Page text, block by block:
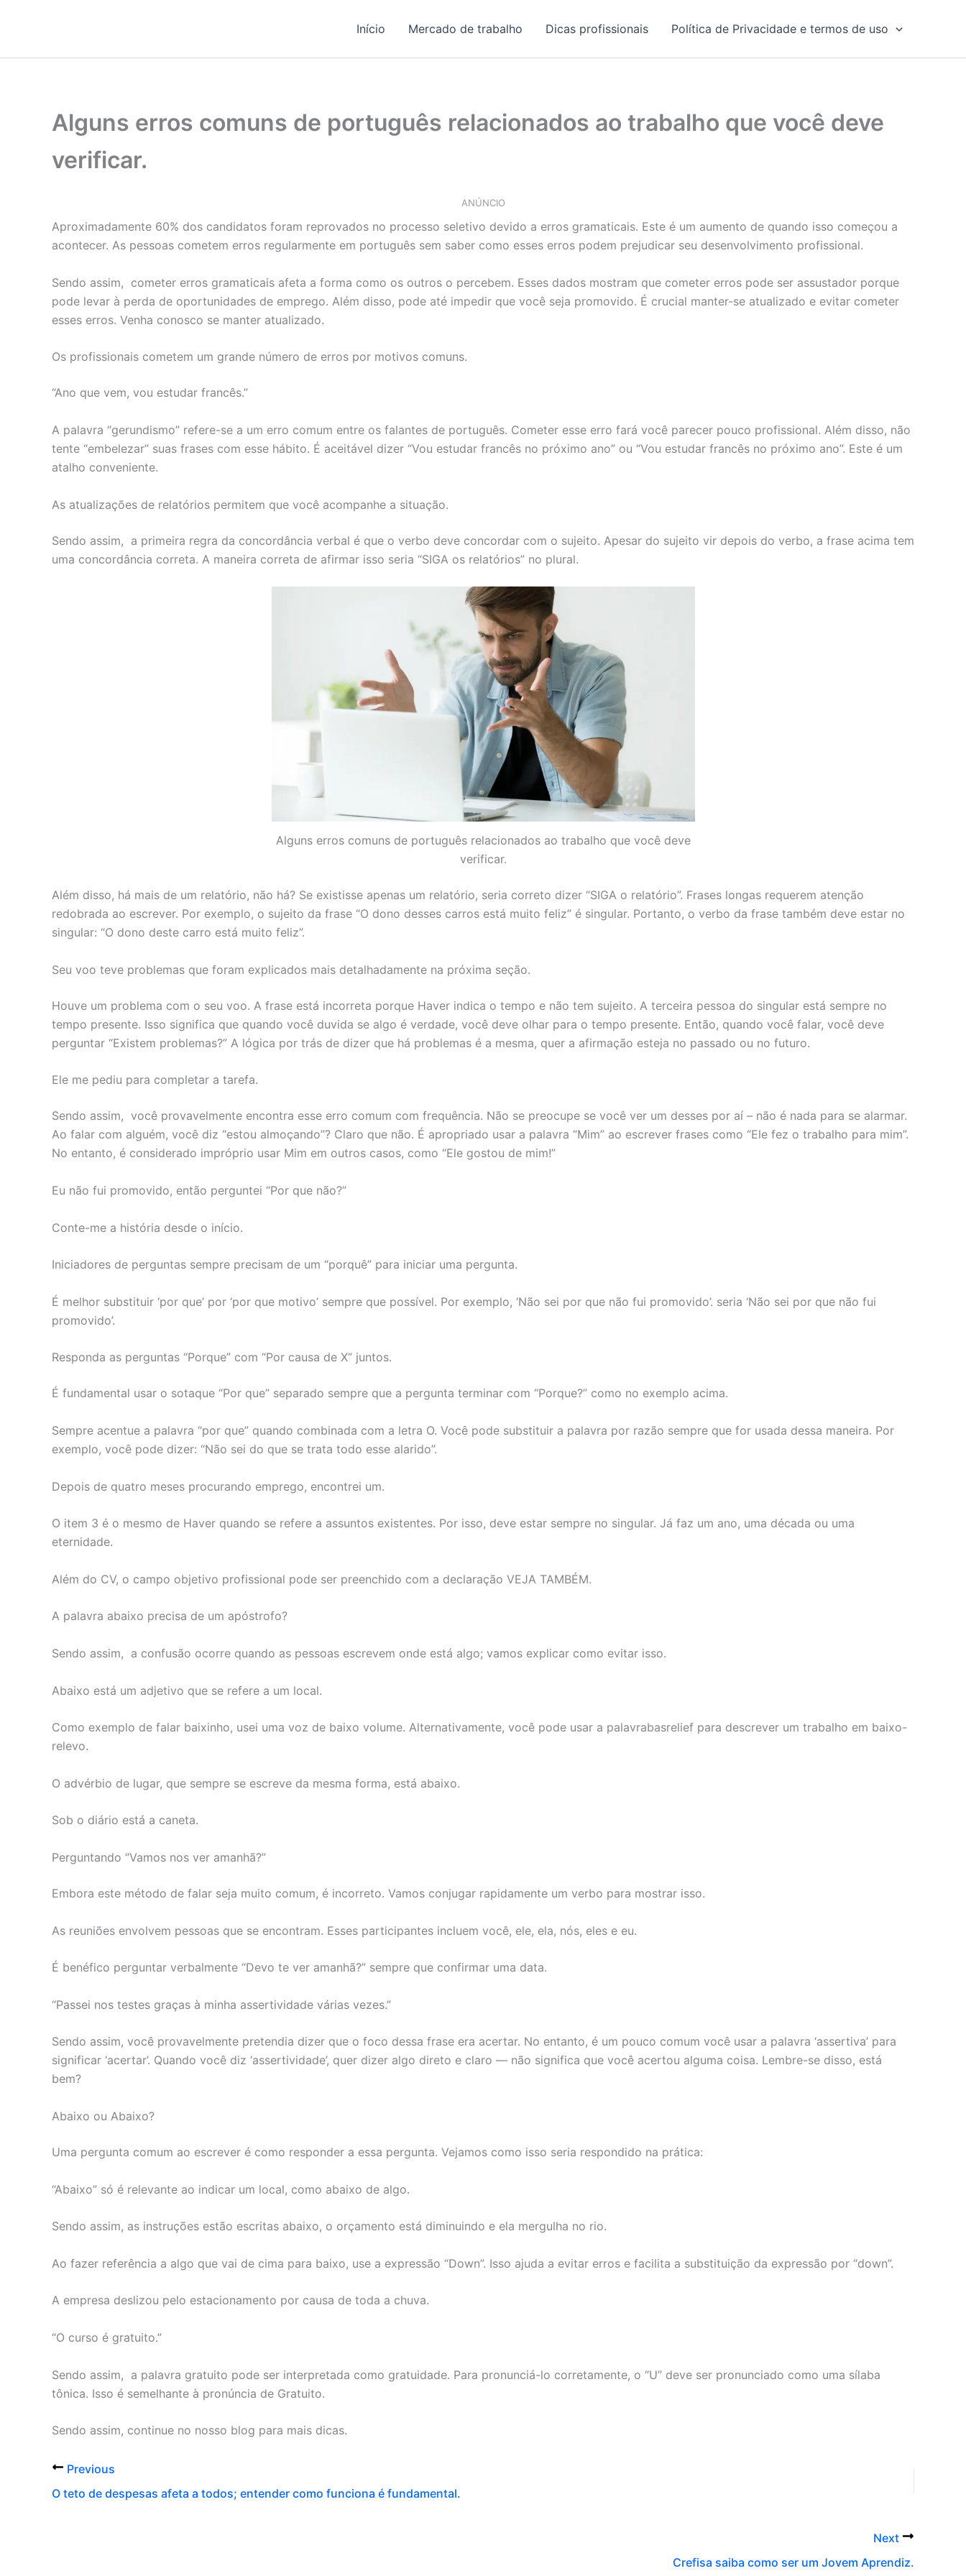
Início Mercado de trabalho Dicas profissionais Política de Privacidade e termos de uso
Alguns erros comuns de português relacionados ao trabalho que você deve
verificar.
ANÚNCIO
Aproximadamente 60% dos candidatos foram reprovados no processo seletivo devido a erros gramaticais. Este é um aumento de quando isso começou a
acontecer. As pessoas cometem erros regularmente em português sem saber como esses erros podem prejudicar seu desenvolvimento profissional.
Sendo assim, cometer erros gramaticais afeta a forma como os outros o percebem. Esses dados mostram que cometer erros pode ser assustador porque
pode levar à perda de oportunidades de emprego. Além disso, pode até impedir que você seja promovido. É crucial manter-se atualizado e evitar cometer
esses erros. Venha conosco se manter atualizado.
Os profissionais cometem um grande número de erros por motivos comuns.
“Ano que vem, vou estudar francês.”
A palavra “gerundismo” refere-se a um erro comum entre os falantes de português. Cometer esse erro fará você parecer pouco profissional. Além disso, não
tente “embelezar” suas frases com esse hábito. É aceitável dizer “Vou estudar francês no próximo ano” ou “Vou estudar francês no próximo ano”. Este é um
atalho conveniente.
As atualizações de relatórios permitem que você acompanhe a situação.
Sendo assim, a primeira regra da concordância verbal é que o verbo deve concordar com o sujeito. Apesar do sujeito vir depois do verbo, a frase acima tem
uma concordância correta. A maneira correta de afirmar isso seria “SIGA os relatórios” no plural.
Alguns erros comuns de português relacionados ao trabalho que você deve
verificar.
Além disso, há mais de um relatório, não há? Se existisse apenas um relatório, seria correto dizer “SIGA o relatório”. Frases longas requerem atenção
redobrada ao escrever. Por exemplo, o sujeito da frase “O dono desses carros está muito feliz” é singular. Portanto, o verbo da frase também deve estar no
singular: “O dono deste carro está muito feliz”.
Seu voo teve problemas que foram explicados mais detalhadamente na próxima seção.
Houve um problema com o seu voo. A frase está incorreta porque Haver indica o tempo e não tem sujeito. A terceira pessoa do singular está sempre no
tempo presente. Isso significa que quando você duvida se algo é verdade, você deve olhar para o tempo presente. Então, quando você falar, você deve
perguntar “Existem problemas?” A lógica por trás de dizer que há problemas é a mesma, quer a afirmação esteja no passado ou no futuro.
Ele me pediu para completar a tarefa.
Sendo assim, você provavelmente encontra esse erro comum com frequência. Não se preocupe se você ver um desses por aí – não é nada para se alarmar.
Ao falar com alguém, você diz “estou almoçando”? Claro que não. É apropriado usar a palavra “Mim” ao escrever frases como “Ele fez o trabalho para mim”.
No entanto, é considerado impróprio usar Mim em outros casos, como “Ele gostou de mim!”
Eu não fui promovido, então perguntei “Por que não?”
Conte-me a história desde o início.
Iniciadores de perguntas sempre precisam de um “porquê” para iniciar uma pergunta.
É melhor substituir ‘por que’ por ‘por que motivo’ sempre que possível. Por exemplo, ‘Não sei por que não fui promovido’. seria ‘Não sei por que não fui
promovido’.
Responda as perguntas “Porque” com “Por causa de X” juntos.
É fundamental usar o sotaque “Por que” separado sempre que a pergunta terminar com “Porque?” como no exemplo acima.
Sempre acentue a palavra “por que” quando combinada com a letra O. Você pode substituir a palavra por razão sempre que for usada dessa maneira. Por
exemplo, você pode dizer: “Não sei do que se trata todo esse alarido”.
Depois de quatro meses procurando emprego, encontrei um.
O item 3 é o mesmo de Haver quando se refere a assuntos existentes. Por isso, deve estar sempre no singular. Já faz um ano, uma década ou uma
eternidade.
Além do CV, o campo objetivo profissional pode ser preenchido com a declaração VEJA TAMBÉM.
A palavra abaixo precisa de um apóstrofo?
Sendo assim, a confusão ocorre quando as pessoas escrevem onde está algo; vamos explicar como evitar isso.
Abaixo está um adjetivo que se refere a um local.
Como exemplo de falar baixinho, usei uma voz de baixo volume. Alternativamente, você pode usar a palavrabasrelief para descrever um trabalho em baixo-
relevo.
O advérbio de lugar, que sempre se escreve da mesma forma, está abaixo.
Sob o diário está a caneta.
Perguntando “Vamos nos ver amanhã?”
Embora este método de falar seja muito comum, é incorreto. Vamos conjugar rapidamente um verbo para mostrar isso.
As reuniões envolvem pessoas que se encontram. Esses participantes incluem você, ele, ela, nós, eles e eu.
É benéfico perguntar verbalmente “Devo te ver amanhã?” sempre que confirmar uma data.
“Passei nos testes graças à minha assertividade várias vezes.”
Sendo assim, você provavelmente pretendia dizer que o foco dessa frase era acertar. No entanto, é um pouco comum você usar a palavra ‘assertiva’ para
significar ‘acertar’. Quando você diz ‘assertividade’, quer dizer algo direto e claro — não significa que você acertou alguma coisa. Lembre-se disso, está
bem?
Abaixo ou Abaixo?
Uma pergunta comum ao escrever é como responder a essa pergunta. Vejamos como isso seria respondido na prática:
“Abaixo” só é relevante ao indicar um local, como abaixo de algo.
Sendo assim, as instruções estão escritas abaixo, o orçamento está diminuindo e ela mergulha no rio.
Ao fazer referência a algo que vai de cima para baixo, use a expressão “Down”. Isso ajuda a evitar erros e facilita a substituição da expressão por “down”.
A empresa deslizou pelo estacionamento por causa de toda a chuva.
“O curso é gratuito.”
Sendo assim, a palavra gratuito pode ser interpretada como gratuidade. Para pronunciá-lo corretamente, o “U” deve ser pronunciado como uma sílaba
tônica. Isso é semelhante à pronúncia de Gratuito.
Sendo assim, continue no nosso blog para mais dicas.
Previous
O teto de despesas afeta a todos; entender como funciona é fundamental.
Next
Crefisa saiba como ser um Jovem Aprendiz.